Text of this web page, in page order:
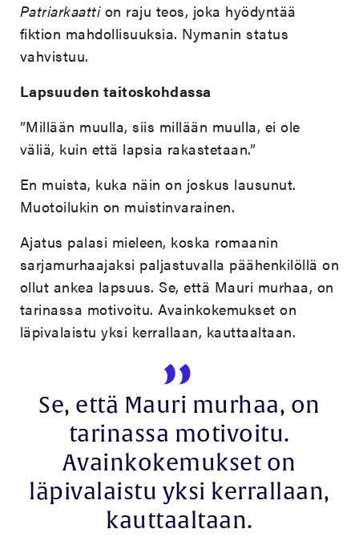
Patriarkaatti on raju teos, joka hyödyntää
fiktion mahdollisuuksia. Nymanin status
vahvistuu.
Lapsuuden taitoskohdassa
”Millään muulla, siis millään muulla, ei ole
väliä, kuin että lapsia rakastetaan.”
En muista, kuka näin on joskus lausunut.
Muotoilukin on muistinvarainen.
Ajatus palasi mieleen, koska romaanin
sarjamurhaajaksi paljastuvalla päähenkilöllä on
ollut ankea lapsuus. Se, että Mauri murhaa, on
tarinassa motivoitu. Avainkokemukset on
läpivalaistu yksi kerrallaan, kauttaaltaan.
Se, että Mauri murhaa, on
tarinassa motivoitu.
Avainkokemukset on
läpivalaistu yksi kerrallaan,
kauttaaltaan.